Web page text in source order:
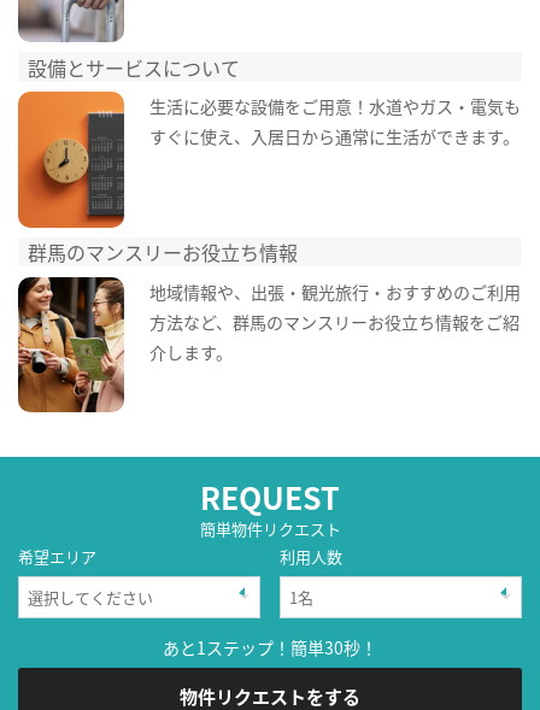
設備とサービスについて
生活に必要な設備をご用意！水道やガス・電気も
すぐに使え、入居日から通常に生活ができます。
群馬のマンスリーお役立ち情報
地域情報や、出張・観光旅行・おすすめのご利用
方法など、群馬のマンスリーお役立ち情報をご紹
介します。
REQUEST
簡単物件リクエスト
希望エリア
利用人数
あと1ステップ！簡単30秒！
物件リクエストをする